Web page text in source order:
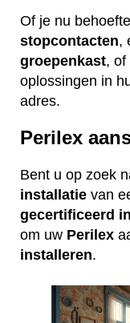
Of je nu
stopcontacten,
groepenkast, of
oplossingen in
adres.
Perilex
Bent u op zoek
installatie van
gecertificeerd
om uw Perilex
installeren.